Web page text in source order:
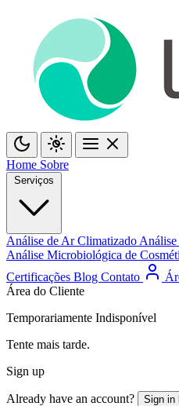
Home Sobre
Análise de Ar Climatizado
Análise Microbiológica de
Certificações Blog Contato
Área do Cliente
Temporariamente Indisponível
Tente mais tarde.
Sign up
Already have an account? Sign in